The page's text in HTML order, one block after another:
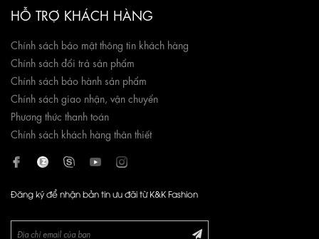
HỖ TRỢ KHÁCH HÀNG
Chính sách bảo mật thông tin khách hàng
Chính sách đổi trả sản phẩm
Chính sách bảo hành sản phẩm
Chính sách giao nhận, vận chuyển
Phương thức thanh toán
Chính sách khách hàng thân thiết
Đăng ký để nhận bản tin ưu đãi từ K&K Fashion